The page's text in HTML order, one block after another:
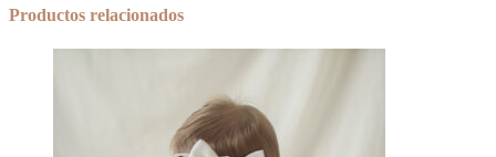
Productos relacionados